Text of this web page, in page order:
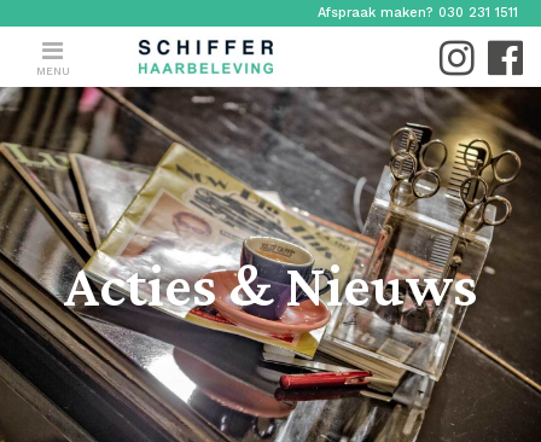
Afspraak maken? 030 231 1511
MENU
Acties & Nieuws